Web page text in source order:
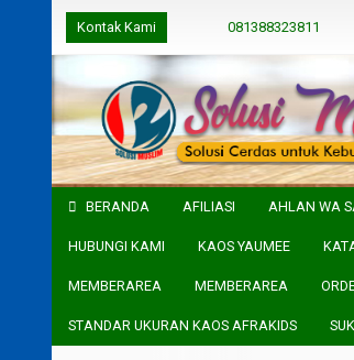
Kontak Kami 081388323811
BERANDA AFILIASI AHLAN WA
HUBUNGI KAMI KAOS YAUMEE
MEMBERAREA MEMBERAREA
STANDAR UKURAN KAOS AFRAKIDS